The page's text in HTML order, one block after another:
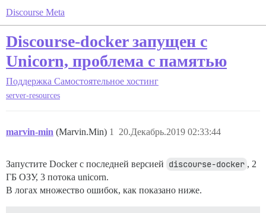
Discourse Meta
Discourse-docker запущен с
Unicorn, проблема с памятью
Поддержка Самостоятельное хостинг
server-resources
marvin-min (Marvin.Min) 20.Декабрь.2019 02:33:44
1
Запустите Docker с последней версией discourse-docker , 2
ГБ ОЗУ, 3 потока unicorn.
В логах множество ошибок, как показано ниже.